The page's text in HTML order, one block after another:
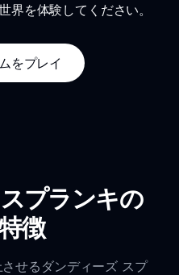
界を体験してください。
をプレイ
プランキの
徴
せるダンディーズ スプ